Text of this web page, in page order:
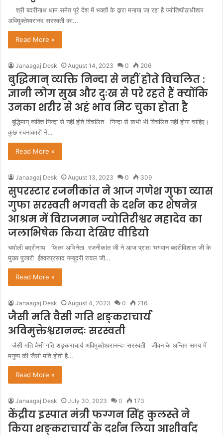
श्री बदरीनाथ धाम समेत पूरे देश में भक्तों के द्वारा मनाया जा रहा है ज्योतिष्पीठाधीश्वर
अविमुक्तेश्वरानंद सरस्वती का…
Read More »
Janaagaj Desk August 14, 2023 0 206
बुद्धिमान् व्यक्ति निन्दा से नहीं होते विचलित :
ज्ञानी लोग सुख और दुःख से परे रहते हैं क्योंकि
उनका शरीर से अहं भाव मिट चुका होता है
बुद्धिमान् व्यक्ति निन्दा से नहीं होते विचलित निन्दा से कभी भी विचलित नहीं होना चाहिए।
कुछ रचनाकारों ने…
Read More »
Janaagaj Desk August 13, 2023 0 309
सुपरस्टार रजनीकांत ने आज गणेश गुफा व्यास
गुफा सरस्वती भगवती के दर्शन कर शेषनेत्र
आश्रम में विराजमान ज्योतिरीश्वर महादेव का
जलाभिषेक किया देखिए वीडियो
चमोली बद्रीनाथ फिल्म अभिनेता रजनीकांत जी ने आज प्रातः भगवान बदरीविशाल जी के
मुख्य पुजारी ईश्वरप्रसाद नम्बूदरी रावल जी…
Read More »
Janaagaj Desk August 4, 2023 0 216
जैसी मति वैसी गति शङ्कराचार्य
अविमुक्तेश्वरानन्दः सरस्वती
जैसी मति वैसी गति शङ्कराचार्य अविमुक्तेश्वरानन्दः सरस्वती जीवन के अन्तिम समय में
मनुष्य की जैसी मति होती है…
Read More »
Janaagaj Desk July 30, 2023 0 173
केंद्रीय इस्पात मंत्री फग्गन सिंह कुलस्ते ने
किया शङ्कराचार्य के दर्शन लिया आशीर्वाद